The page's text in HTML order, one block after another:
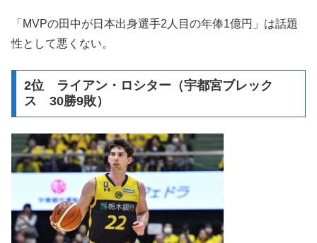
「MVPの田中が日本出身選手2人目の年俸1億円」は話題
性として悪くない。
2位 ライアン・ロシター（宇都宮ブレック
ス 30勝9敗）